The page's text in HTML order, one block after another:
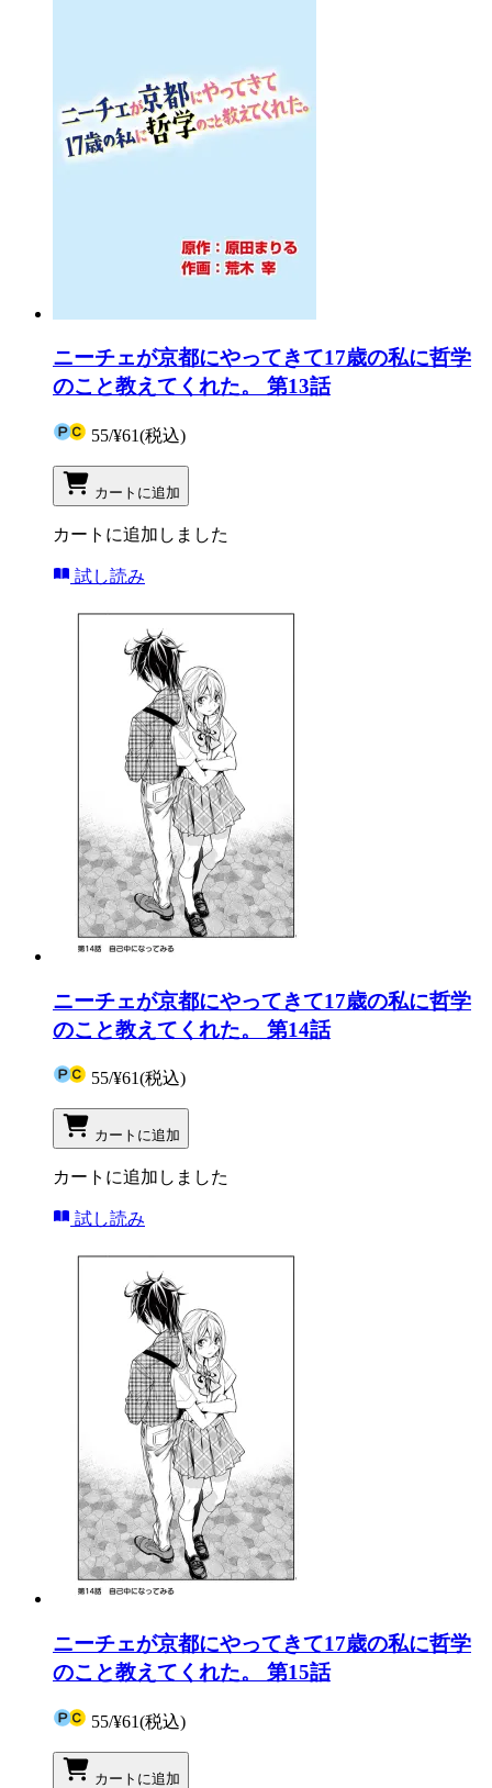
ニーチェが京都にやってきて17歳の私に哲学
のこと教えてくれた。 第13話
55/¥61(税込)
カートに追加
カートに追加しました
試し読み
ニーチェが京都にやってきて17歳の私に哲学
のこと教えてくれた。 第14話
55/¥61(税込)
カートに追加
カートに追加しました
試し読み
ニーチェが京都にやってきて17歳の私に哲学
のこと教えてくれた。 第15話
55/¥61(税込)
カートに追加